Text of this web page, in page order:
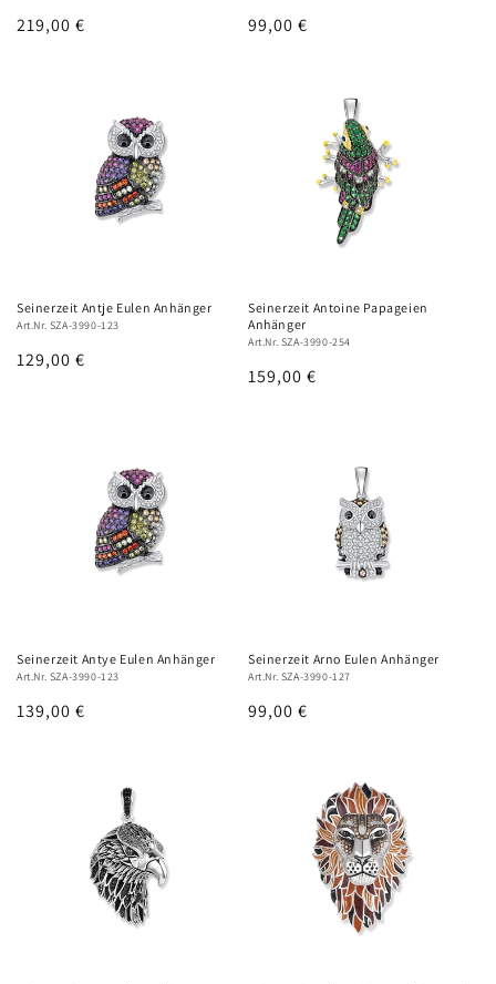
Normaler
219,00 €
Normaler
99,00 €
Seinerzeit Antje Eulen Anhänger
Art.Nr. SZA-3990-123
Normaler
129,00 €
Seinerzeit Antoine Papageien
Anhänger
Art.Nr. SZA-3990-254
Normaler
159,00 €
Seinerzeit Antye Eulen Anhänger
Art.Nr. SZA-3990-123
Normaler
139,00 €
Seinerzeit Arno Eulen Anhänger
Art.Nr. SZA-3990-127
Normaler
99,00 €